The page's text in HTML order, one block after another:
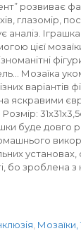
розвиває
глазомір,
аналіз.
цієї
Мозаїка
варіантів
яскравими
буде довго
бо зроблена з
Мозаїки,